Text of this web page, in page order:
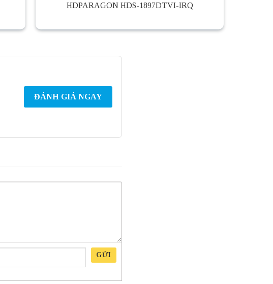
HDPARAGON HDS-1897DTVI-IRQ
ĐÁNH GIÁ NGAY
GỬI